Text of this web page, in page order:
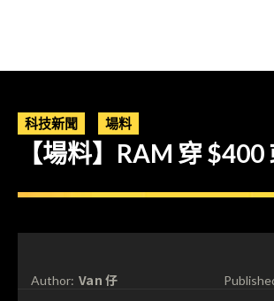
科技新聞 場料
【場料】RAM 穿 $400
Author: Van 仔